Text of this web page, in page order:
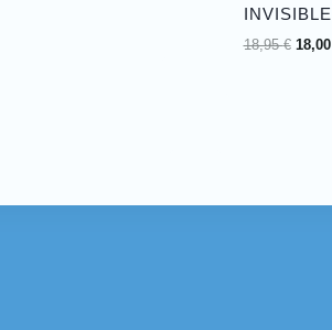
INVISIBLE
18,95€ 18,00